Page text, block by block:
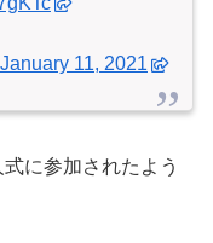
January 11, 2021
に参加されたよう